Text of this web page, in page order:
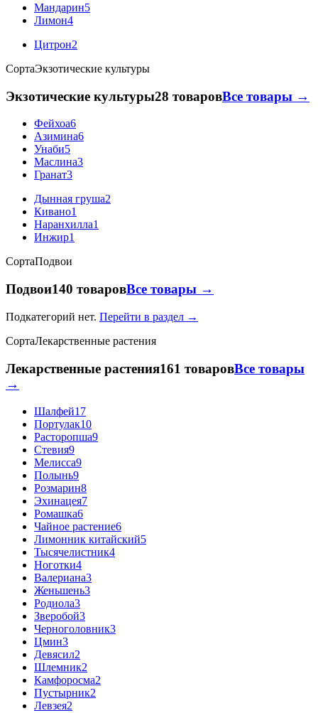
Мандарин5
Лимон4
Цитрон2
СортаЭкзотические культуры
Экзотические культуры28 товаровВсе товары →
Фейхоа6
Азимина6
Унаби5
Маслина3
Гранат3
Дынная груша2
Кивано1
Наранхилла1
Инжир1
СортаПодвои
Подвои140 товаровВсе товары →
Подкатегорий нет. Перейти в раздел →
СортаЛекарственные растения
Лекарственные растения161 товаровВсе товары
→
Шалфей17
Портулак10
Расторопша9
Стевия9
Мелисса9
Полынь9
Розмарин8
Эхинацея7
Ромашка6
Чайное растение6
Лимонник китайский5
Тысячелистник4
Ноготки4
Валериана3
Женьшень3
Родиола3
Зверобой3
Черноголовник3
Цмин3
Девясил2
Шлемник2
Камфоросма2
Пустырник2
Левзея2